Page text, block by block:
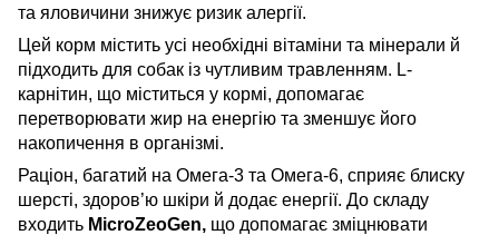
та яловичини знижує ризик алергії.
Цей корм містить усі необхідні вітаміни та мінерали й
підходить для собак із чутливим травленням. L-
карнітин, що міститься у кормі, допомагає
перетворювати жир на енергію та зменшує його
накопичення в організмі.
Раціон, багатий на Омега-3 та Омега-6, сприяє блиску
шерсті, здоров’ю шкіри й додає енергії. До складу
входить MicroZeoGen, що допомагає зміцнювати